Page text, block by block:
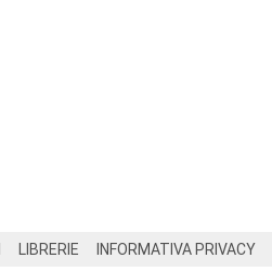
LIBRERIE INFORMATIVA PRIVACY